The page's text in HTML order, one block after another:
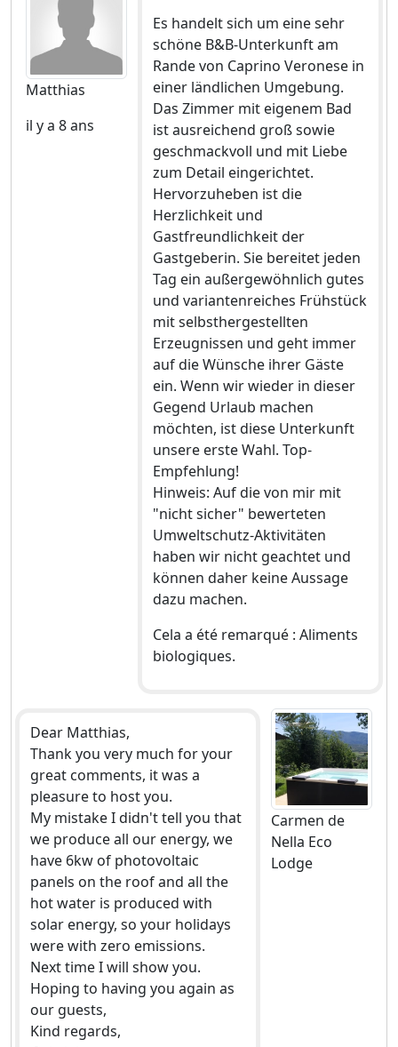
Matthias
il y a 8 ans
Es handelt sich um eine sehr
schöne B&B-Unterkunft am
Rande von Caprino Veronese in
einer ländlichen Umgebung.
Das Zimmer mit eigenem Bad
ist ausreichend groß sowie
geschmackvoll und mit Liebe
zum Detail eingerichtet.
Hervorzuheben ist die
Herzlichkeit und
Gastfreundlichkeit der
Gastgeberin. Sie bereitet jeden
Tag ein außergewöhnlich gutes
und variantenreiches Frühstück
mit selbsthergestellten
Erzeugnissen und geht immer
auf die Wünsche ihrer Gäste
ein. Wenn wir wieder in dieser
Gegend Urlaub machen
möchten, ist diese Unterkunft
unsere erste Wahl. Top-
Empfehlung!
Hinweis: Auf die von mir mit
"nicht sicher" bewerteten
Umweltschutz-Aktivitäten
haben wir nicht geachtet und
können daher keine Aussage
dazu machen.
Cela a été remarqué : Aliments
biologiques.
Dear Matthias,
Thank you very much for your
great comments, it was a
pleasure to host you.
My mistake I didn't tell you that
we produce all our energy, we
have 6kw of photovoltaic
panels on the roof and all the
hot water is produced with
solar energy, so your holidays
were with zero emissions.
Next time I will show you.
Hoping to having you again as
our guests,
Kind regards,
Carmen de
Nella Eco
Lodge